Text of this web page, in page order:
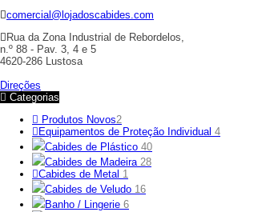
comercial@lojadoscabides.com
Rua da Zona Industrial de Rebordelos,
n.º 88 - Pav. 3, 4 e 5
4620-286 Lustosa
Direções
Categorias
Produtos Novos2
Equipamentos de Proteção Individual 4
Cabides de Plástico 40
Cabides de Madeira 28
Cabides de Metal 1
Cabides de Veludo 16
Banho / Lingerie 6